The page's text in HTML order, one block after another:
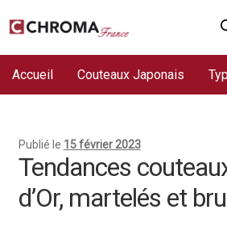
Aller
navigation
Aller
Accueil Couteaux Japonais
Chroma France
Commande
Conditions Générales de Vente
Publié le 15 février 2023
Tendances
d’Or, martelés et